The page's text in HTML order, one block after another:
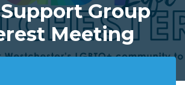
Group
Meeting